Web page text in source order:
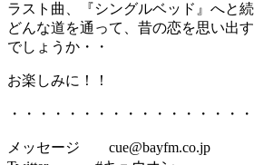
ラスト曲、『シングルベッド』へと
どんな道を通って、昔の恋を思い出
でしょうか・・
お楽しみに！！
・・・・・・・・・・・・・・・・
メッセージ cue@bayfm.co.jp